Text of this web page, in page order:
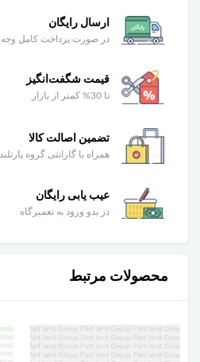
ارسال رایگان
در صورت پرداخت کامل وجه
قیمت شگفت‌انگیز
تا 30% کمتر از بازار
تضمین اصالت کالا
همراه با گارانتی گروه پارتلند
عیب یابی رایگان
در بدو ورود به تعمیرگاه
محصولات مرتبط